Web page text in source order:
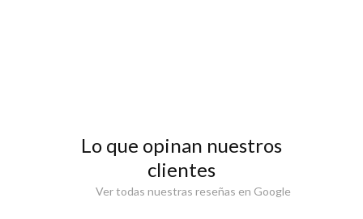
Lo que opinan nuestros
clientes
Ver todas nuestras reseñas en Google